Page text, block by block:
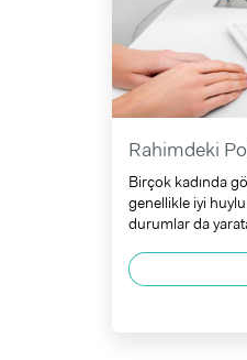
Rahimdeki
Birçok kadında
genellikle iyi
durumlar da